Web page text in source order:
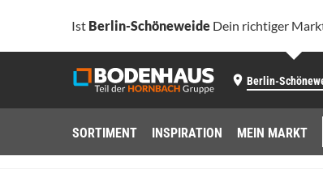
Ist Berlin-Schöneweide Dein richtiger
Berlin-
SORTIMENT INSPIRATION MEIN MARKT